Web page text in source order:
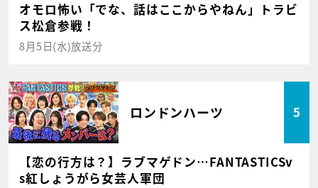
オモロ怖い「でな、話はここからやねん」トラビ
ス松倉参戦！
8月5日(水)放送分
ロンドンハーツ 5
【恋の行方は？】ラブマゲドン…FANTASTICSv
s紅しょうがら女芸人軍団